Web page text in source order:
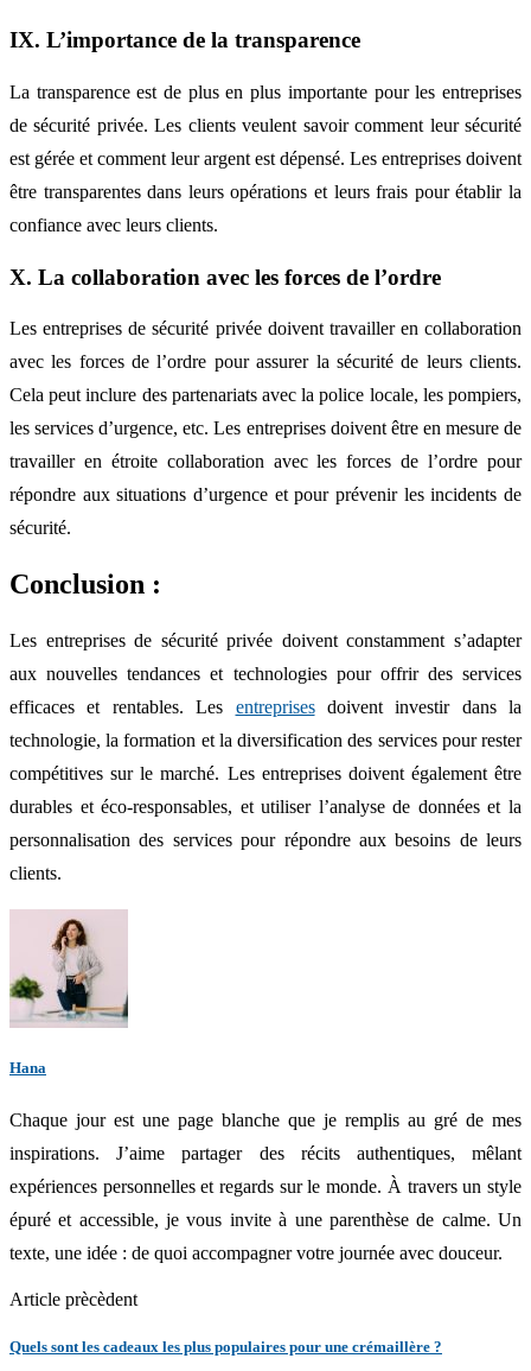
IX. L’importance de la transparence
La transparence est de plus en plus importante pour les entreprises
de sécurité privée. Les clients veulent savoir comment leur sécurité
est gérée et comment leur argent est dépensé. Les entreprises doivent
être transparentes dans leurs opérations et leurs frais pour établir la
confiance avec leurs clients.
X. La collaboration avec les forces de l’ordre
Les entreprises de sécurité privée doivent travailler en collaboration
avec les forces de l’ordre pour assurer la sécurité de leurs clients.
Cela peut inclure des partenariats avec la police locale, les pompiers,
les services d’urgence, etc. Les entreprises doivent être en mesure de
travailler en étroite collaboration avec les forces de l’ordre pour
répondre aux situations d’urgence et pour prévenir les incidents de
sécurité.
Conclusion :
Les entreprises de sécurité privée doivent constamment s’adapter
aux nouvelles tendances et technologies pour offrir des services
efficaces et rentables. Les entreprisesdoivent investir dans la
technologie, la formation et la diversification des services pour rester
compétitives sur le marché. Les entreprises doivent également être
durables et éco-responsables, et utiliser l’analyse de données et la
personnalisation des services pour répondre aux besoins de leurs
clients.
Hana
Chaque jour est une page blanche que je remplis au gré de mes
inspirations. J’aime partager des récits authentiques, mêlant
expériences personnelles et regards sur le monde. À travers un style
épuré et accessible, je vous invite à une parenthèse de calme. Un
texte, une idée : de quoi accompagner votre journée avec douceur.
Article prècèdent
Quels sont les cadeaux les plus populaires pour une crémaillère ?